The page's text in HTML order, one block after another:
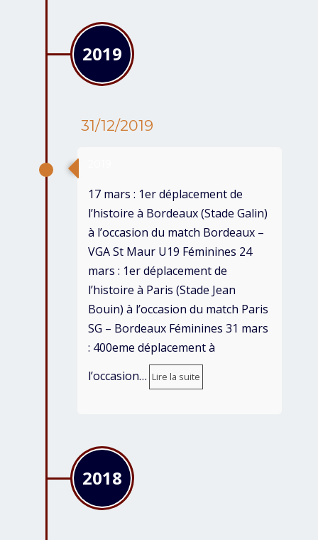
2019
31/12/2019
17 mars : 1er déplacement de
l’histoire à Bordeaux (Stade Galin)
à l’occasion du match Bordeaux –
VGA St Maur U19 Féminines 24
mars : 1er déplacement de
l’histoire à Paris (Stade Jean
Bouin) à l’occasion du match Paris
SG – Bordeaux Féminines 31 mars
: 400eme déplacement à
l’occasion… Lire la suite
2018